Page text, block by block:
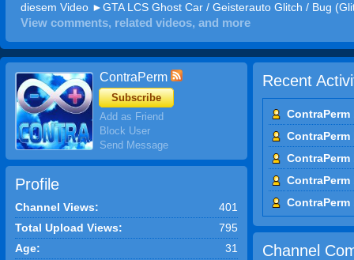
diesem Video ►GTA LCS Ghost Car / Geisterauto Glitch / Bug
(Tutorial / Guide) Mal wieder ein Bugs & Glitches Video. Ich zeige
den Ghost Car (Geister Auto) Glitch. Dier führt dazu, dass das
Geist verhält, sprich überall durchfahren und von nichts mehr
kann. Ganz einfach durchzuführen ist dieser in der 2. Mission
Anfang. Deshalb zeige ich euch den ganzen Weg vom Anfang des
diesem Glitch. Entscheident ist dafür die Schrottpresse auf dem
Allgemeine Infos über GTA Liberty City Stories: ►Entwickler ist
►Publisher ist Roc
View comments, related videos, and more
ContraPerm
Subscribe
Add as Friend
Block User
Send Message
Profile
Channel Views:
401
Total Upload Views:
795
Age:
31
Recent
Channel